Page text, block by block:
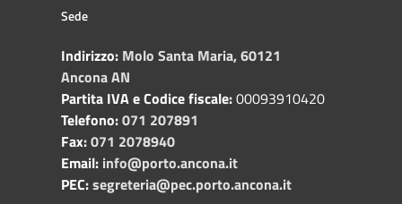
Sede
Indirizzo: Molo Santa Maria, 60121
Ancona AN
Partita IVA e Codice fiscale:00093910420
Telefono:071 207891
Fax:071 2078940
Email: info@porto.ancona.it
PEC:segreteria@pec.porto.ancona.it